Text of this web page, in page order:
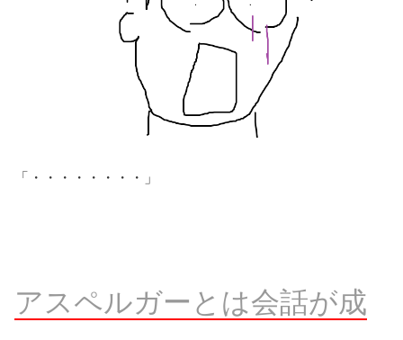
「・・・・・・・・」
アスペルガーとは会話が成